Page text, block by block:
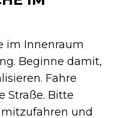
im Innenraum
Beginne damit,
Fahre
Straße. Bitte
und